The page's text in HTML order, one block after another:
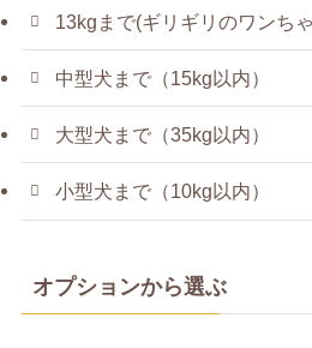
13kgまで(ギリギリのワンち
中型犬まで（15kg以内）
大型犬まで（35kg以内）
小型犬まで（10kg以内）
オプションから選ぶ